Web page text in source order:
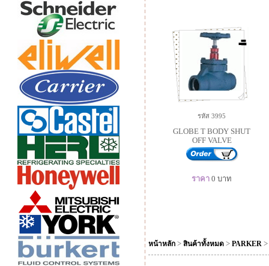
รหัส 3995
GLOBE T BODY SHUT
OFF VALVE
ราคา 0 บาท
หน้าหลัก > สินค้าทั้งหมด > PARKER >